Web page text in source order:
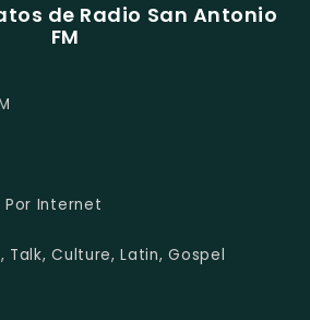
de Radio San Antonio
FM
Por Internet
Talk, Culture, Latin, Gospel